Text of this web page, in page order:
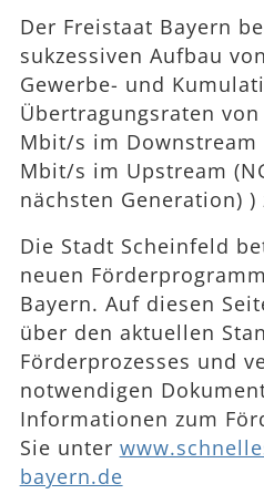
Der Freistaat Bayern
sukzessiven Aufbau
Gewerbe- und
Übertragungsraten
Mbit/s im
Mbit/s im Upstream (
)
Die Stadt Scheinfeld
neuen
Bayern. Auf diesen
über den aktuellen
Förderprozesses und
notwendigen
Informationen zum
Sie unter
bayern.de